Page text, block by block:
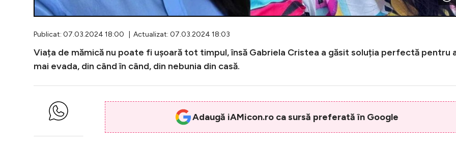
Publicat: 07.03.2024 18:00 | Actualizat: 07.03.2024 18:03
Viața de mămică nu poate fi ușoară tot timpul, însă Gabriela Cristea a găsit soluția perfectă pentru
mai evada, din când în când, din nebunia din casă.
Adaugă iAMicon.ro ca sursă preferată în Google